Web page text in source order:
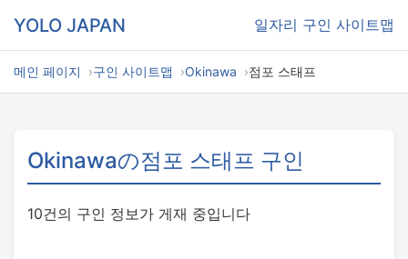
YOLO JAPAN 일자리 구인 사이트맵
메인 페이지 구인 사이트맵 Okinawa 점포 스태프
Okinawaの점포 스태프 구인
10건의 구인 정보가 게재 중입니다